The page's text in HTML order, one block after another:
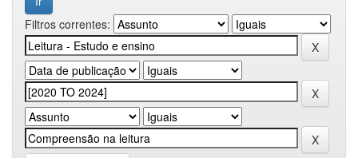
Filtros correntes: